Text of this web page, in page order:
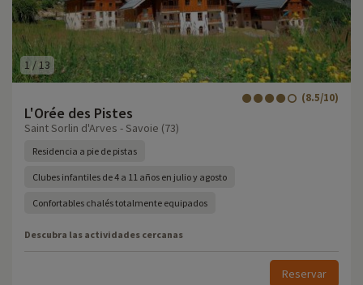
1 /13
L'Orée des Pistes
(8.5/10)
Saint Sorlin d'Arves - Savoie (73)
Residencia a pie de pistas
Clubes infantiles de 4 a 11 años en julio y agosto
Confortables chalés totalmente equipados
Descubra las actividades cercanas
Reservar